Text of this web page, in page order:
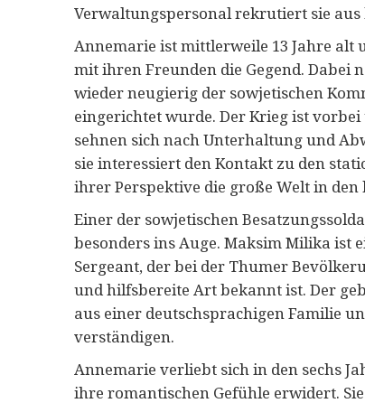
Verwaltungspersonal rekrutiert sie
Annemarie ist mittlerweile 13 Jahre alt
mit ihren Freunden die Gegend. Dabei
wieder neugierig der sowjetischen
eingerichtet wurde. Der Krieg ist
sehnen sich nach Unterhaltung und
sie interessiert den Kontakt zu den
ihrer Perspektive die große Welt in
Einer der sowjetischen
besonders ins Auge. Maksim Milika ist
Sergeant, der bei der Thumer
und hilfsbereite Art bekannt ist. Der
aus einer deutschsprachigen Familie
verständigen.
Annemarie verliebt sich in den sechs
ihre romantischen Gefühle erwidert.